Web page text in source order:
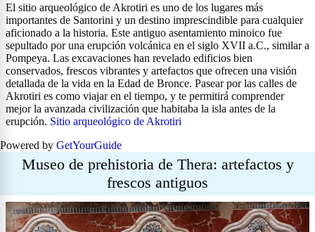
El sitio arqueológico de Akrotiri es uno de los lugares más
importantes de Santorini y un destino imprescindible para cualquier
aficionado a la historia. Este antiguo asentamiento minoico fue
sepultado por una erupción volcánica en el siglo XVII a.C., similar a
Pompeya. Las excavaciones han revelado edificios bien
conservados, frescos vibrantes y artefactos que ofrecen una visión
detallada de la vida en la Edad de Bronce. Pasear por las calles de
Akrotiri es como viajar en el tiempo, y te permitirá comprender
mejor la avanzada civilización que habitaba la isla antes de la
erupción. Sitio arqueológico de Akrotiri
Powered by GetYourGuide
Museo de prehistoria de Thera: artefactos y
frescos antiguos